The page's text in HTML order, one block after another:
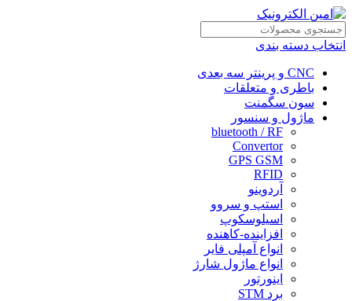
انتخاب دسته بندی
CNC و پرینتر سه بعدی
باطری و متعلقات
سون سگمنت
ماژول و سنسور
bluetooth / RF
Convertor
GPS GSM
RFID
آردوینو
استپ و سروو
اسیلوسکوپ
افزاینده-کاهنده
انواع آمپلی فایر
انواع ماژول شارژ
اینورتور
برد STM